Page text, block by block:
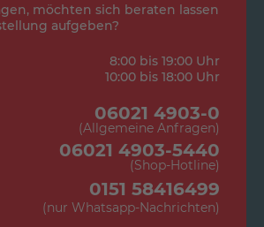
möchten sich beraten lassen
aufgeben?
8:00 bis 19:00 Uhr
10:00 bis 18:00 Uhr
06021 4903-0
(Allgemeine Anfragen)
06021 4903-5440
(Shop-Hotline)
0151 58416499
(nur Whatsapp-Nachrichten)